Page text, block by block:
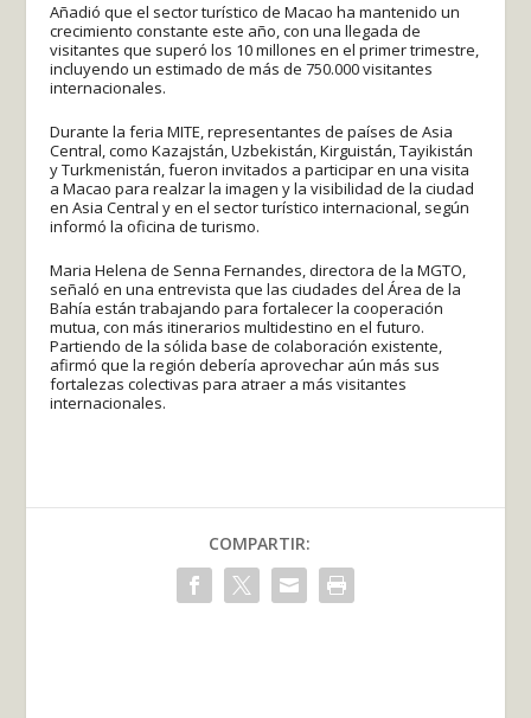
Añadió que el sector turístico de Macao ha mantenido un
crecimiento constante este año, con una llegada de
visitantes que superó los 10 millones en el primer trimestre,
incluyendo un estimado de más de 750.000 visitantes
internacionales.
Durante la feria MITE, representantes de países de Asia
Central, como Kazajstán, Uzbekistán, Kirguistán, Tayikistán
y Turkmenistán, fueron invitados a participar en una visita
a Macao para realzar la imagen y la visibilidad de la ciudad
en Asia Central y en el sector turístico internacional, según
informó la oficina de turismo.
Maria Helena de Senna Fernandes, directora de la MGTO,
señaló en una entrevista que las ciudades del Área de la
Bahía están trabajando para fortalecer la cooperación
mutua, con más itinerarios multidestino en el futuro.
Partiendo de la sólida base de colaboración existente,
afirmó que la región debería aprovechar aún más sus
fortalezas colectivas para atraer a más visitantes
internacionales.
COMPARTIR: